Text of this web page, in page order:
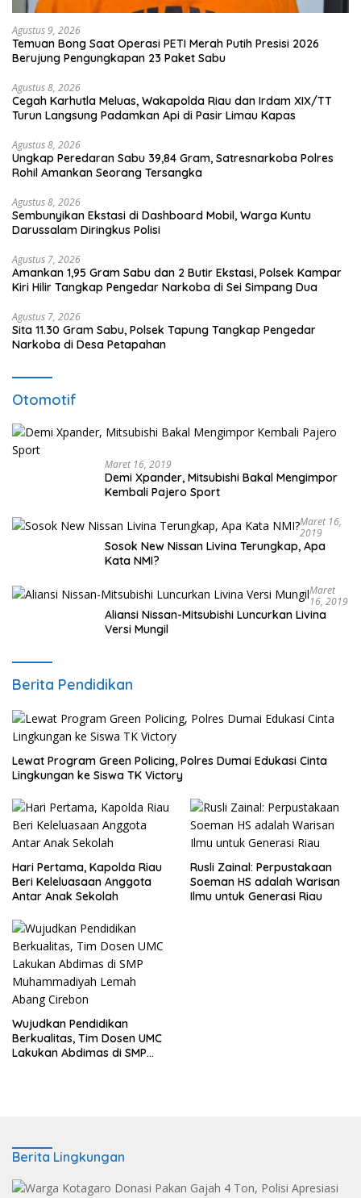
Agustus 9, 2026
Temuan Bong Saat Operasi PETI Merah Putih Presisi 2026
Berujung Pengungkapan 23 Paket Sabu
Agustus 8, 2026
Cegah Karhutla Meluas, Wakapolda Riau dan Irdam XIX/TT
Turun Langsung Padamkan Api di Pasir Limau Kapas
Agustus 8, 2026
Ungkap Peredaran Sabu 39,84 Gram, Satresnarkoba Polres
Rohil Amankan Seorang Tersangka
Agustus 8, 2026
Sembunyikan Ekstasi di Dashboard Mobil, Warga Kuntu
Darussalam Diringkus Polisi
Agustus 7, 2026
Amankan 1,95 Gram Sabu dan 2 Butir Ekstasi, Polsek Kampar
Kiri Hilir Tangkap Pengedar Narkoba di Sei Simpang Dua
Agustus 7, 2026
Sita 11.30 Gram Sabu, Polsek Tapung Tangkap Pengedar
Narkoba di Desa Petapahan
Otomotif
Maret 16, 2019
Demi Xpander, Mitsubishi Bakal Mengimpor
Kembali Pajero Sport
Maret 16,
2019
Sosok New Nissan Livina Terungkap, Apa
Kata NMI?
Maret
16, 2019
Aliansi Nissan-Mitsubishi Luncurkan Livina
Versi Mungil
Berita Pendidikan
Lewat Program Green Policing, Polres Dumai Edukasi Cinta
Lingkungan ke Siswa TK Victory
Hari Pertama, Kapolda Riau
Beri Keleluasaan Anggota
Antar Anak Sekolah
Rusli Zainal: Perpustakaan
Soeman HS adalah Warisan
Ilmu untuk Generasi Riau
Wujudkan Pendidikan
Berkualitas, Tim Dosen UMC
Lakukan Abdimas di SMP
Berita Lingkungan